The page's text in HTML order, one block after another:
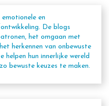
en
De blogs
het omgaan met
herkennen van onbewuste
helpen hun innerlijke wereld
bewuste keuzes te maken.